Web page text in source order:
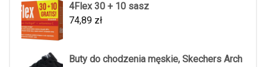
4Flex 30 + 10 sasz
74,89 zł
Buty do chodzenia męskie, Skechers Arch